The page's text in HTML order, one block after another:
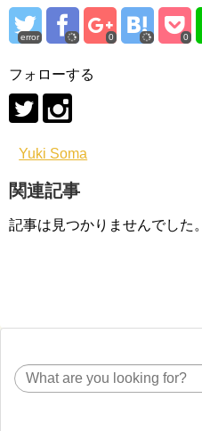
error 0 0
フォローする
Yuki Soma
関連記事
記事は見つかりませんでした。